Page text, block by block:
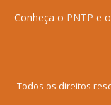
Conheça o PNTP e o
Todos os direitos